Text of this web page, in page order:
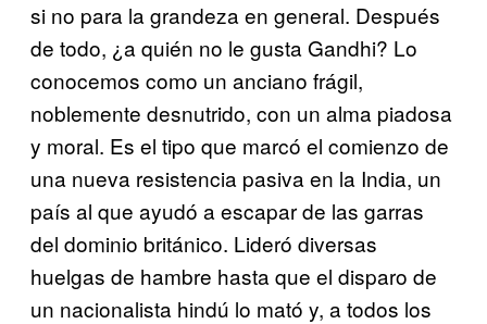
si no para la grandeza en general. Después
de todo, ¿a quién no le gusta Gandhi? Lo
conocemos como un anciano frágil,
noblemente desnutrido, con un alma piadosa
y moral. Es el tipo que marcó el comienzo de
una nueva resistencia pasiva en la India, un
país al que ayudó a escapar de las garras
del dominio británico. Lideró diversas
huelgas de hambre hasta que el disparo de
un nacionalista hindú lo mató y, a todos los